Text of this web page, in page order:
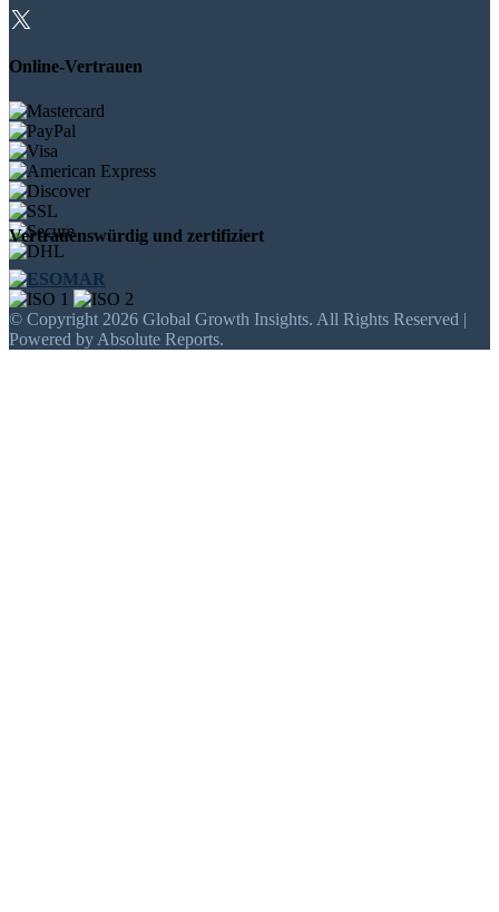
Online-Vertrauen
Vertrauenswürdig und zertifiziert
© Copyright 2026 Global Growth Insights. All Rights Reserved |
Powered by Absolute Reports.